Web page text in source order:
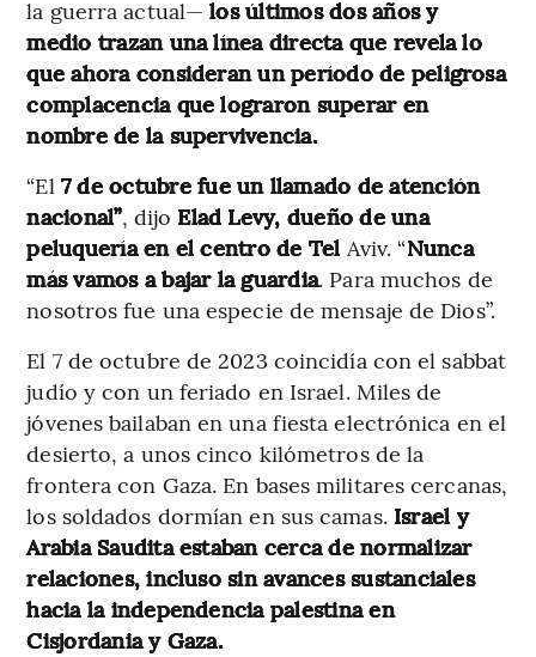
la guerra actual—los últimos dos años y
medio trazan una línea directa que revela lo
que ahora consideran un período de peligrosa
complacencia que lograron superar en
nombre de la supervivencia.
“El7 de octubre fue un llamado de atención
nacional”, dijo Elad Levy, dueño de una
peluquería en el centro de Tel Aviv. “Nunca
más vamos a bajar la guardia. Para muchos de
nosotros fue una especie de mensaje de Dios”.
El 7 de octubre de 2023 coincidía con el sabbat
judío y con un feriado en Israel. Miles de
jóvenes bailaban en una fiesta electrónica en el
desierto, a unos cinco kilómetros de la
frontera con Gaza. En bases militares cercanas,
los soldados dormían en sus camas. Israel y
Arabia Saudita estaban cerca de normalizar
relaciones, incluso sin avances sustanciales
hacia la independencia palestina en
Cisjordania y Gaza.